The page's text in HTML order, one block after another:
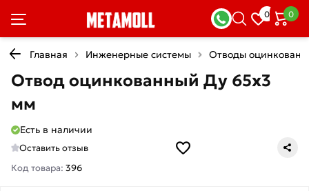
0 0
Главная Инженерные системы Отводы
Отвод оцинкованный Ду 65х3
мм
Есть в наличии
Оставить отзыв
Код товара: 396